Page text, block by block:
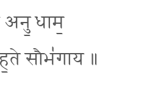
अनु॒ धाम॒
सौभ॑गाय ॥